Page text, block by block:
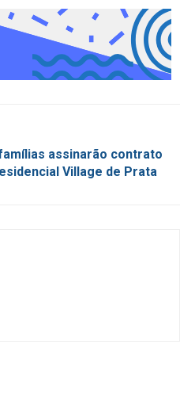
assinarão contrato
Village de Prata